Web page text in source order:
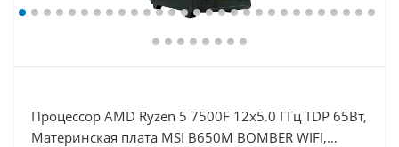
Процессор AMD Ryzen 5 7500F 12x5.0 ГГц TDP 65Вт,
Материнская плата MSI B650M BOMBER WIFI,